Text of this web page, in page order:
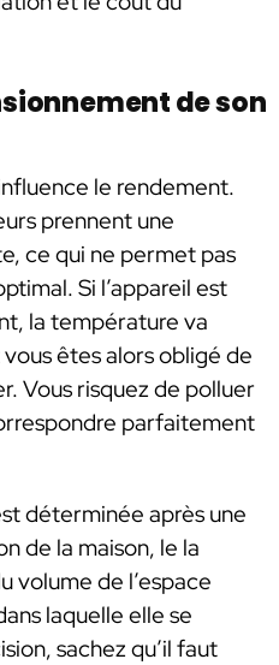
de son
le rendement.
prennent une
ce qui ne permet pas
Si l’appareil est
la température va
êtes alors obligé de
Vous risquez de polluer
parfaitement
déterminée après une
de la maison, le la
volume de l’espace
laquelle elle se
sachez qu’il faut